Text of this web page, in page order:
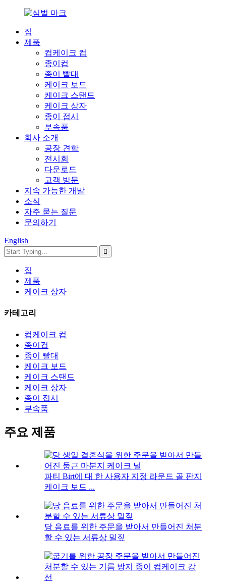
집
제품
컵케이크 컵
종이컵
종이 빨대
케이크 보드
케이크 스탠드
케이크 상자
종이 접시
부속품
회사 소개
공장 견학
전시회
다운로드
고객 방문
지속 가능한 개발
소식
자주 묻는 질문
문의하기
English
집
제품
케이크 상자
카테고리
컵케이크 컵
종이컵
종이 빨대
케이크 보드
케이크 스탠드
케이크 상자
종이 접시
부속품
주요 제품
파티 Birt에 대 한 사용자 지정 라운드 골 판지
케이크 보드 ...
당 음료를 위한 주문을 받아서 만들어진 처분
할 수 있는 서류상 밀짚